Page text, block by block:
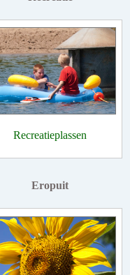
Recreatieplassen
Eropuit